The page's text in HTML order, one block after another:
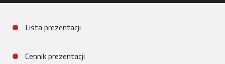
Lista prezentacji
Cennik prezentacji